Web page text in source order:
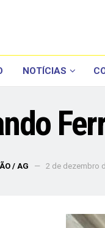
NOTÍCIAS
/ AG 2 de dezembro